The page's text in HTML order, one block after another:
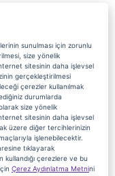
sunulması için zorunlu
size yönelik
sitesinin daha işlevsel
gerçekleştirilmesi
çerezler kullanılmak
durumlarda
size yönelik
sitesinin daha işlevsel
üzere diğer tercihlerinizin
işlenebilecektir.
tıklayarak
kullandığı çerezlere ve bu
Çerez Aydınlatma Metnini